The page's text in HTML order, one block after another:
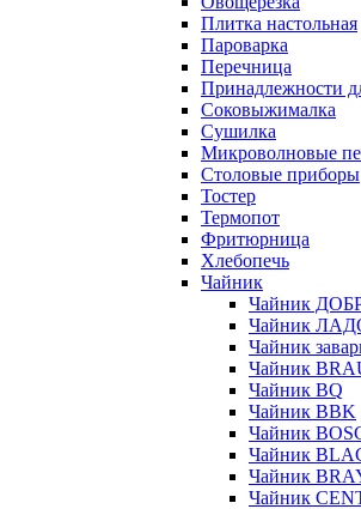
Плитка настольная
Пароварка
Перечница
Принадлежности
Соковыжималка
Сушилка
Микроволновые
Столовые приборы
Тостер
Термопот
Фритюрница
Хлебопечь
Чайник
Чайник
Чайник
Чайник
Чайник
Чайник BQ
Чайник BBK
Чайник
Чайник
Чайник
Чайник